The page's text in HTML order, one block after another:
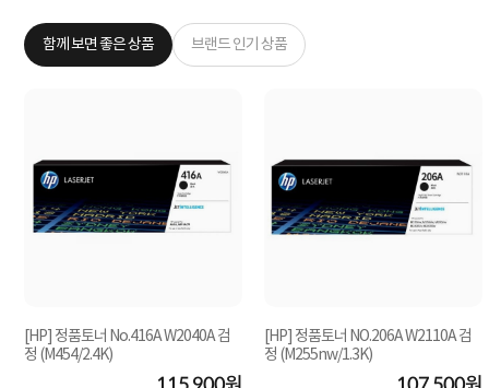
함께 보면 좋은 상품 브랜드 인기 상품
[HP] 정품토너 No.416A W2040A 검
정 (M454/2.4K)
[HP] 정품토너 NO.206A W2110A 검
정 (M255nw/1.3K)